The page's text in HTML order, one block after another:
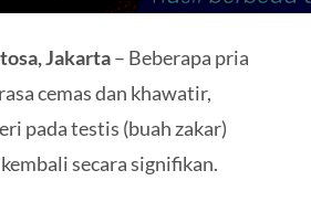
Jakarta– Beberapa pria
cemas dan khawatir,
pada testis (buah zakar)
secara signifikan.